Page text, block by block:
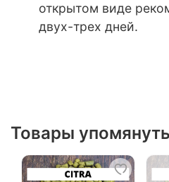
открытом виде
двух-трех дней.
Товары